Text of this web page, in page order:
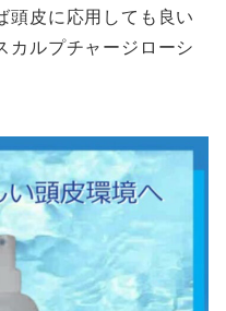
頭皮に応用しても良い
カルプチャージローシ